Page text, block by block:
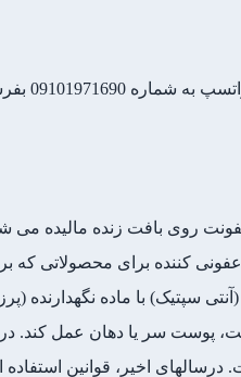
بفرستید.
روی بافت زنده مالیده می
کننده برای محصولاتی که
سپتیک) با ماده نگهدارنده
پوست سر یا دهان عمل کند.
اخیر، قوانین استفاده از